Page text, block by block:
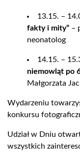
13.15. –
fakty i mity” –
neonatolog
14.15. –
niemowląt po
Małgorzata
Wydarzeniu
konkursu
Udział w Dniu
wszystkich